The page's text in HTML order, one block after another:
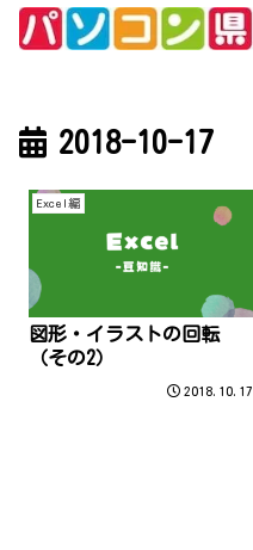
2018-10-17
Excel編
図形・イラストの回転
（その2）
2018.10.17